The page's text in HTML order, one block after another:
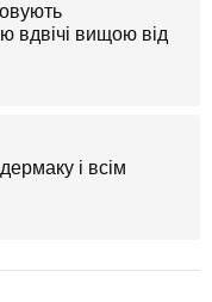
вдвічі вищою від
і всім